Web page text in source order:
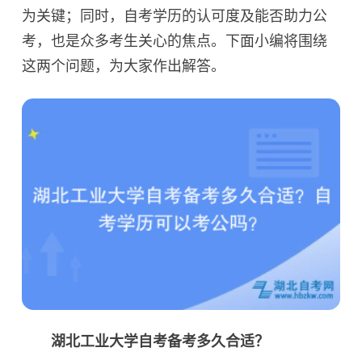
为关键；同时，自考学历的认可度及能否助力公
考，也是众多考生关心的焦点。下面小编将围绕
这两个问题，为大家作出解答。
湖北工业大学自考备考多久合适？